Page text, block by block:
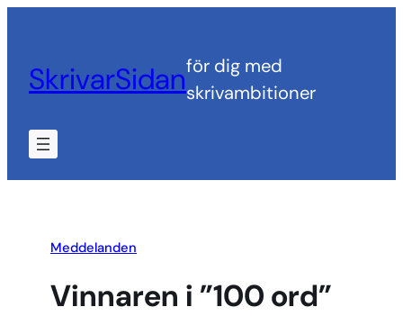
innehåll
SkrivarSidanför dig med
skrivambitioner
Meddelanden
Vinnaren i ”100 ord”